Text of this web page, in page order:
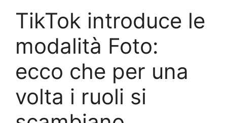
TikTok introduce le
modalità Foto:
ecco che per una
volta i ruoli si